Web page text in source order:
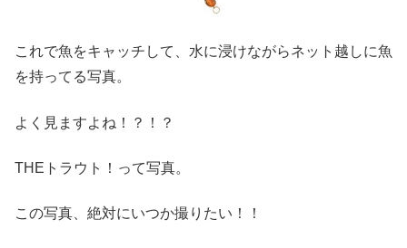
これで魚をキャッチして、水に浸けながらネット越しに魚
を持ってる写真。
よく見ますよね！？！？
THEトラウト！って写真。
この写真、絶対にいつか撮りたい！！